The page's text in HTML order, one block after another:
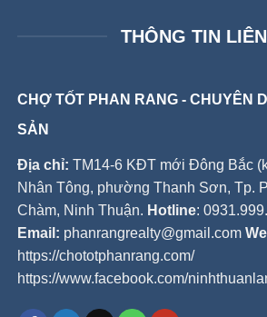
THÔNG TIN
CHỢ TỐT PHAN RANG - CHUYÊN
SẢN
Địa chỉ: TM14-6 KĐT mới Đông Bắc
Nhân Tông, phường Thanh Sơn, Tp.
Chàm, Ninh Thuận. Hotline:
Email: phanrangrealty@gmail.com
https://chototphanrang.com/
https://www.facebook.com/